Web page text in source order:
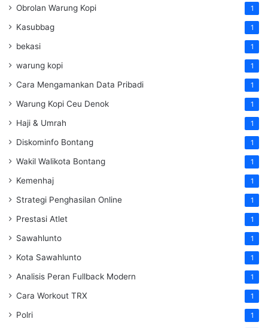
Obrolan Warung Kopi 1
Kasubbag 1
bekasi 1
warung kopi 1
Cara Mengamankan Data Pribadi 1
Warung Kopi Ceu Denok 1
Haji & Umrah 1
Diskominfo Bontang 1
Wakil Walikota Bontang 1
Kemenhaj 1
Strategi Penghasilan Online 1
Prestasi Atlet 1
Sawahlunto 1
Kota Sawahlunto 1
Analisis Peran Fullback Modern 1
Cara Workout TRX 1
Polri 1